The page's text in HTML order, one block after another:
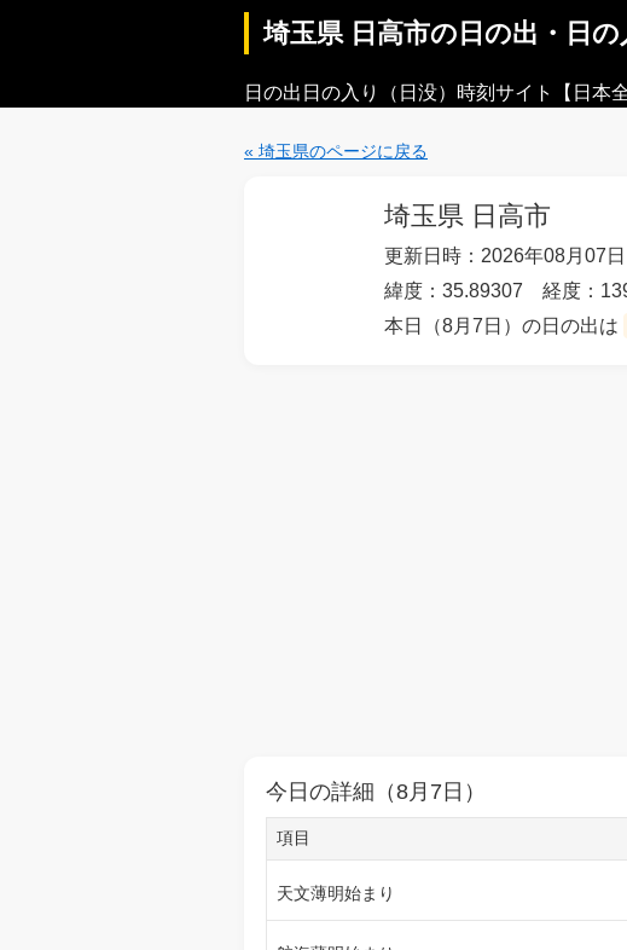
埼玉県 日高市の日の出・日
日の出日の入り（日没）時刻サイト【日本
« 埼玉県のページに戻る
埼玉県 日高市
更新日時：2026年08月07
緯度：35.89307 経度：
本日（8月7日）の日の出は
今日の詳細（8月7日）
項目
天文薄明始まり